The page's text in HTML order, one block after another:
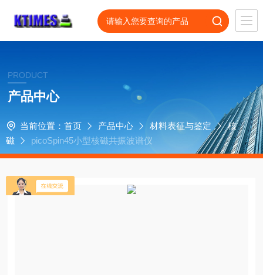
PRODUCT
产品中心
当前位置： 首页 产品中心 材料表征与鉴定
核
磁
picoSpin45小型核磁共振波谱仪